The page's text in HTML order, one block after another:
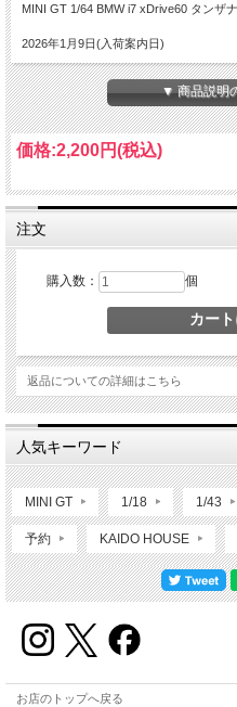
MINI GT 1/64 BMW i7 xDrive60 タンザ
2026年1月9日(入荷案内日)
▼ 商品説明
価格:2,200円(税込)
注文
購入数： 個
返品についての詳細はこちら
人気キーワード
MINI GT 1/18 1/43
予約 KAIDO HOUSE
お店のトップへ戻る